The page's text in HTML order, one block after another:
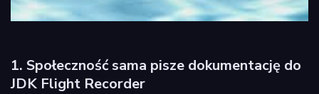
1. Społeczność sama pisze dokumentację do
JDK Flight Recorder